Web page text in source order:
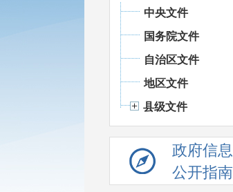
中央文件
国务院文件
自治区文件
地区文件
县级文件
政府信息
公开指南